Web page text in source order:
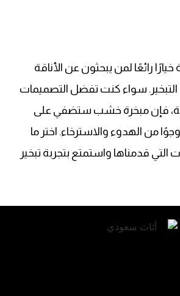
خيارًا رائعًا لمن يبحثون عن الأناقة
سواء كنت تفضل التصميمات
فإن مبخرة خشب ستضفي على
من الهدوء والاسترخاء. اختر ما
التي قدمناها واستمتع بتجربة تبخير